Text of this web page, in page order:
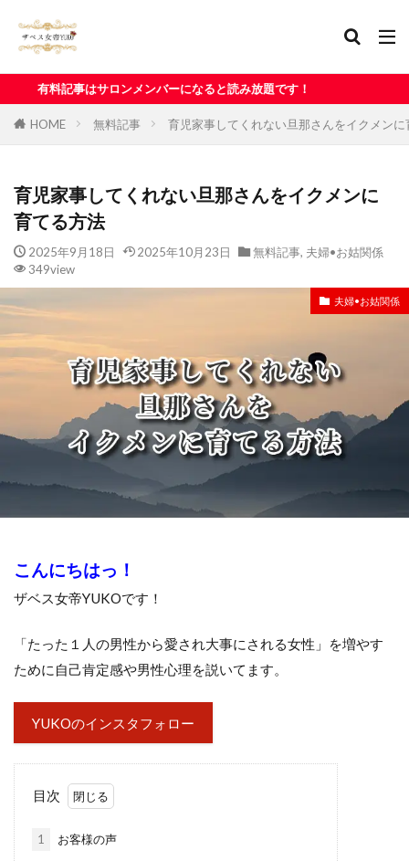
メンバーになると読み放題です！
HOME 無料記事 育児家事してくれない旦那さんをイクメンに
育児家事してくれない旦那さんをイクメンに
育てる方法
2025年9月18日 2025年10月23日 無料記事, 夫婦•お姑関係
349view
夫婦•お姑関係
こんにちはっ！
ザベス女帝YUKOです！
「たった１人の男性から愛され大事にされる女性」を増やす
ために自己肯定感や男性心理を説いてます。
YUKOのインスタフォロー
目次
1 お客様の声